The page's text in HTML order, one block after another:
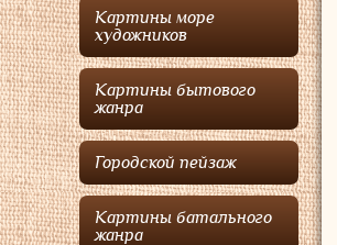
Картины море
художников
Картины бытового
жанра
Городской пейзаж
Картины батального
жанра